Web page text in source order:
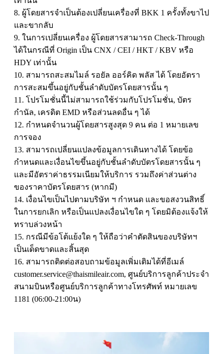
8. ผู้โดยสารจำเป็นต้องเปลี่ยนเครื่องที่ BKK 1 ครั้งทั้งขาไป
และขากลับ
9. ในการเปลี่ยนเครื่อง ผู้โดยสารสามารถ Check-Through
ได้ในกรณีที่ Origin เป็น CNX / CEI / HKT / KBV หรือ
HDY เท่านั้น
10. สามารถสะสมไมล์ รอยัล ออร์คิด พลัส ได้ โดยอัตรา
การสะสมขึ้นอยู่กับชั้นลำดับบัตรโดยสารนั้น ๆ
11. โปรโมชั่นนี้ไม่สามารถใช้ร่วมกับโปรโมชั่น, บัตร
กำนัล, เครดิต EMD หรือส่วนลดอื่น ๆ ได้
12. กำหนดจำนวนผู้โดยสารสูงสุด 9 คน ต่อ 1 หมายเลข
การจอง
13. สามารถเปลี่ยนแปลงข้อมูลการเดินทางได้ โดยข้อ
กำหนดและเงื่อนไขขึ้นอยู่กับชั้นลำดับบัตรโดยสารนั้น ๆ
และมีอัตราค่าธรรมเนียมให้บริการ รวมถึงค่าส่วนต่าง
ของราคาบัตรโดยสาร (หากมี)
14. เงื่อนไขเป็นไปตามบริษัท ฯ กำหนด และขอสงวนสิทธิ์
ในการยกเลิก หรือเป็นแปลงเงื่อนไขใด ๆ โดยมิต้องแจ้งให้
ทราบล่วงหน้า
15. กรณีมีข้อโต้แย้งใด ๆ ให้ถือว่าคำตัดสินของบริษัทฯ
เป็นเด็ดขาดและสิ้นสุด
16. สามารถติดต่อสอบถามข้อมูลเพิ่มเติมได้ที่อีเมล์
customer.service@thaismileair.com, ศูนย์บริการลูกค้าประจำ
สนามบินหรือศูนย์บริการลูกค้าทางโทรศัพท์ หมายเลข
1181 (06:00-21:00น)